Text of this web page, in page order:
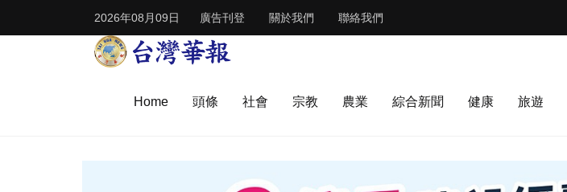
2026年08月09日 廣告刊登 關於我們 聯絡我們
Home 頭條 社會 宗教 農業 綜合新聞 健康 旅遊